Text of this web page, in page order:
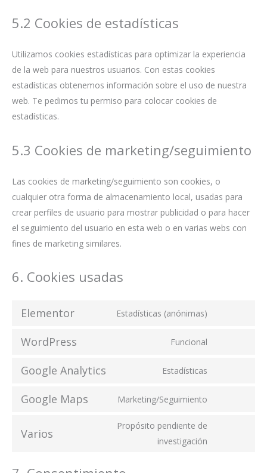
5.2 Cookies de estadísticas
Utilizamos cookies estadísticas para optimizar la experiencia
de la web para nuestros usuarios. Con estas cookies
estadísticas obtenemos información sobre el uso de nuestra
web. Te pedimos tu permiso para colocar cookies de
estadísticas.
5.3 Cookies de marketing/seguimiento
Las cookies de marketing/seguimiento son cookies, o
cualquier otra forma de almacenamiento local, usadas para
crear perfiles de usuario para mostrar publicidad o para hacer
el seguimiento del usuario en esta web o en varias webs con
fines de marketing similares.
6. Cookies usadas
Elementor Estadísticas (anónimas)
WordPress Funcional
Google Analytics Estadísticas
Google Maps Marketing/Seguimiento
Varios
Propósito pendiente de
investigación